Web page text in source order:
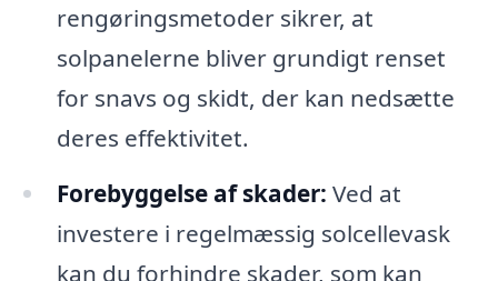
rengøringsmetoder sikrer, at
solpanelerne bliver grundigt renset
for snavs og skidt, der kan nedsætte
deres effektivitet.
Forebyggelse af skader: Ved at
investere i regelmæssig solcellevask
kan du forhindre skader, som kan